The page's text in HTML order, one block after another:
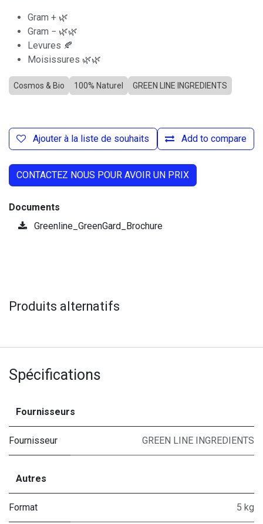
Gram + 🌿
Gram − 🌿🌿
Levures 🍂
Moisissures 🌿🌿
Cosmos & Bio 100% Naturel GREEN LINE INGREDIENTS
Add to compare
Ajouter à la liste de souhaits
CONTACTEZ NOUS POUR AVOIR UN PRIX
Documents
Greenline_GreenGard_Brochure
Produits alternatifs
Spécifications
Fournisseurs
Fournisseur GREEN LINE INGREDIENTS
Autres
Format 5 kg